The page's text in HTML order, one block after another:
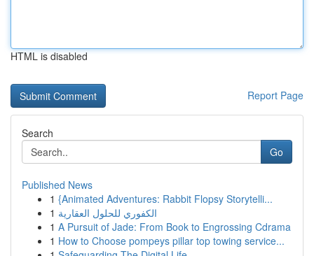
HTML is disabled
Report Page
Search
Go
Published News
1 {Animated Adventures: Rabbit Flopsy Storytelli...
1 الكفوري للحلول العقارية
1 A Pursuit of Jade: From Book to Engrossing Cdrama
1 How to Choose pompeys pillar top towing service...